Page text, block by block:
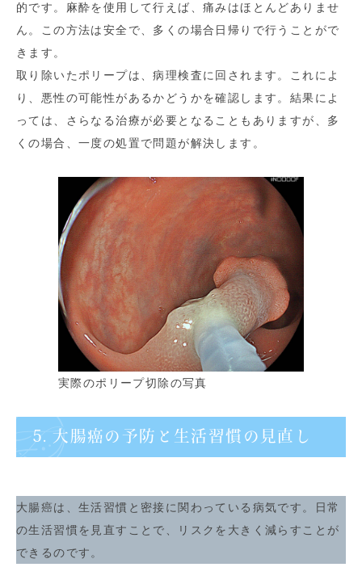
的です。麻酔を使用して行えば、痛みはほとんどありませ
ん。この方法は安全で、多くの場合日帰りで行うことがで
きます。
取り除いたポリープは、病理検査に回されます。これによ
り、悪性の可能性があるかどうかを確認します。結果によ
っては、さらなる治療が必要となることもありますが、多
くの場合、一度の処置で問題が解決します。
実際のポリープ切除の写真
5. 大腸癌の予防と生活習慣の見直し
大腸癌は、生活習慣と密接に関わっている病気です。日常
の生活習慣を見直すことで、リスクを大きく減らすことが
できるのです。